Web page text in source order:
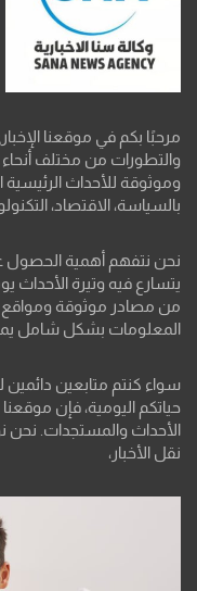
مرحبًا بكم في موقعنا
والتطورات من مختلف
وموثوقة للأحداث
بالسياسة، الاقتصاد،
نحن نتفهم أهمية الحصول
يتسارع فيه وتيرة الأحداث
من مصادر موثوقة ومواقع
المعلومات بشكل شامل
سواء كنتم متابعين دائمين
حياتكم اليومية، فإن
الأحداث والمستجدات. نحن
نقل الأخبار،